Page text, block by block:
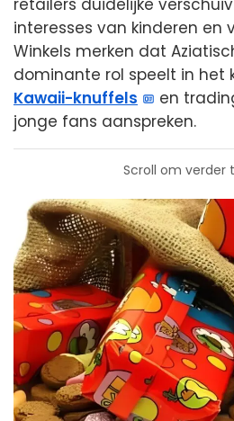
retailers duidelijke
interesses van kinderen en
Winkels merken dat
dominante rol speelt in het
Kawaii-knuffels
en
jonge fans aanspreken.
Scroll om verder